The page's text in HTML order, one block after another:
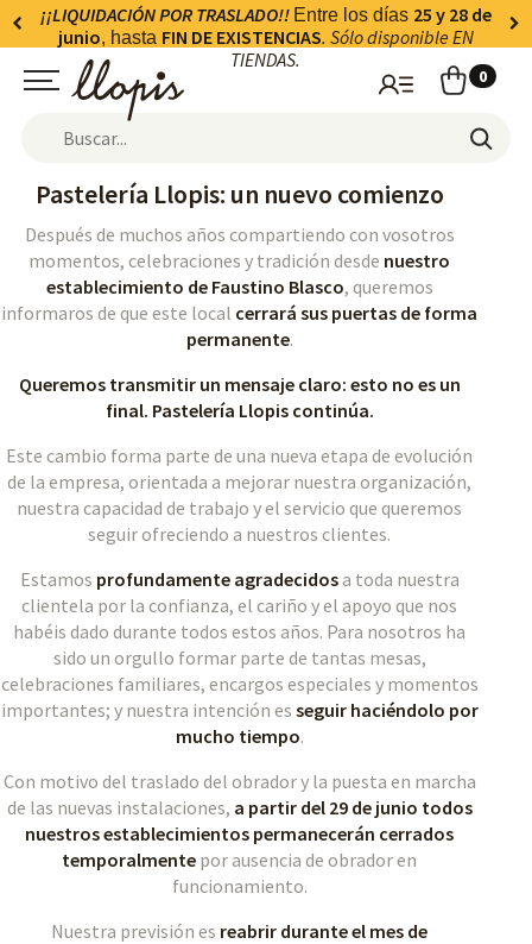
¡¡LIQUIDACIÓN POR TRASLADO!! Entre los días 25 y 28 de
junio, hasta FIN DE EXISTENCIAS. Sólo disponible EN
TIENDAS.
0
Pastelería Llopis: un nuevo comienzo
Después de muchos años compartiendo con vosotros
momentos, celebraciones y tradición desde nuestro
establecimiento de Faustino Blasco, queremos
informaros de que este local cerrará sus puertas de forma
permanente.
Queremos transmitir un mensaje claro: esto no es un
final. Pastelería Llopis continúa.
Este cambio forma parte de una nueva etapa de evolución
de la empresa, orientada a mejorar nuestra organización,
nuestra capacidad de trabajo y el servicio que queremos
seguir ofreciendo a nuestros clientes.
Estamos profundamente agradecidosa toda nuestra
clientela por la confianza, el cariño y el apoyo que nos
habéis dado durante todos estos años. Para nosotros ha
sido un orgullo formar parte de tantas mesas,
celebraciones familiares, encargos especiales y momentos
importantes; y nuestra intención es seguir haciéndolo por
mucho tiempo.
Con motivo del traslado del obrador y la puesta en marcha
de las nuevas instalaciones, a partir del 29 de junio todos
nuestros establecimientos permanecerán cerrados
temporalmente por ausencia de obrador en
funcionamiento.
Nuestra previsión es reabrir durante el mes de